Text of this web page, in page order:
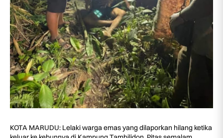
KOTA MARUDU: Lelaki warga emas yang dilaporkan hilang ketika